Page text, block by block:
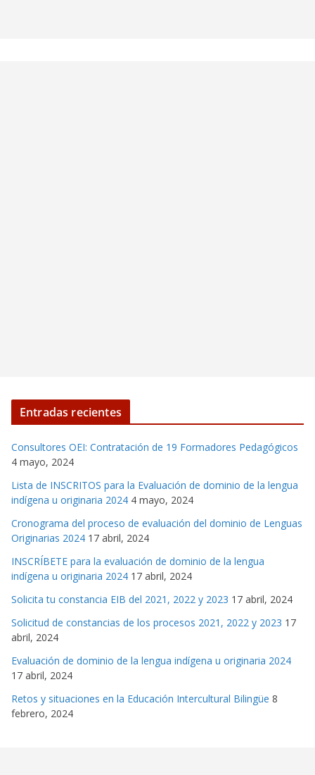
Entradas recientes
Consultores OEI: Contratación de 19 Formadores Pedagógicos
4 mayo, 2024
Lista de INSCRITOS para la Evaluación de dominio de la lengua
indígena u originaria 2024 4 mayo, 2024
Cronograma del proceso de evaluación del dominio de Lenguas
Originarias 2024 17 abril, 2024
INSCRÍBETE para la evaluación de dominio de la lengua
indígena u originaria 2024 17 abril, 2024
Solicita tu constancia EIB del 2021, 2022 y 2023 17 abril, 2024
Solicitud de constancias de los procesos 2021, 2022 y 2023 17
abril, 2024
Evaluación de dominio de la lengua indígena u originaria 2024
17 abril, 2024
Retos y situaciones en la Educación Intercultural Bilingüe 8
febrero, 2024